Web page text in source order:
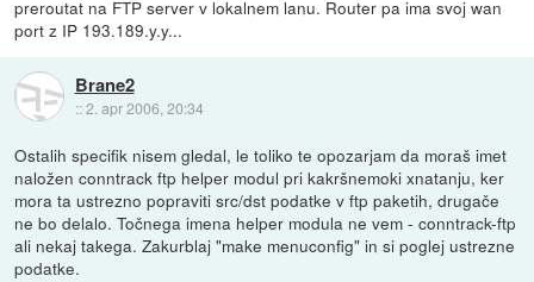
preroutat na FTP server v lokalnem lanu. Router pa ima svoj wan
port z IP 193.189.y.y...
Brane2
::2. apr 2006, 20:34
Ostalih specifik nisem gledal, le toliko te opozarjam da moraš imet
naložen conntrack ftp helper modul pri kakršnemoki xnatanju, ker
mora ta ustrezno popraviti src/dst podatke v ftp paketih, drugače
ne bo delalo. Točnega imena helper modula ne vem - conntrack-ftp
ali nekaj takega. Zakurblaj "make menuconfig" in si poglej ustrezne
podatke.